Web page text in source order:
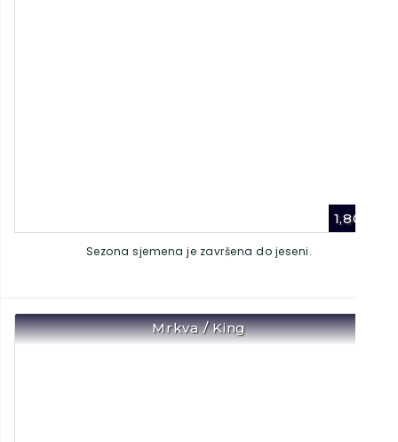
1,80
Sezona sjemena je završena do jeseni.
Mrkva / King